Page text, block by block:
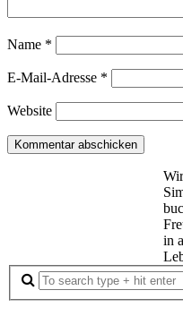
Name *
E-Mail-Adresse *
Website
in